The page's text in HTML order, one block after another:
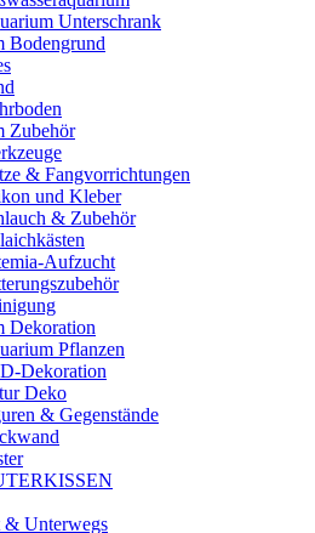
Unterschrank
Bodengrund
Zubehör
& Fangvorrichtungen
und Kleber
& Zubehör
Aufzucht
Dekoration
Pflanzen
Dekoration
Deko
& Gegenstände
& Unterwegs